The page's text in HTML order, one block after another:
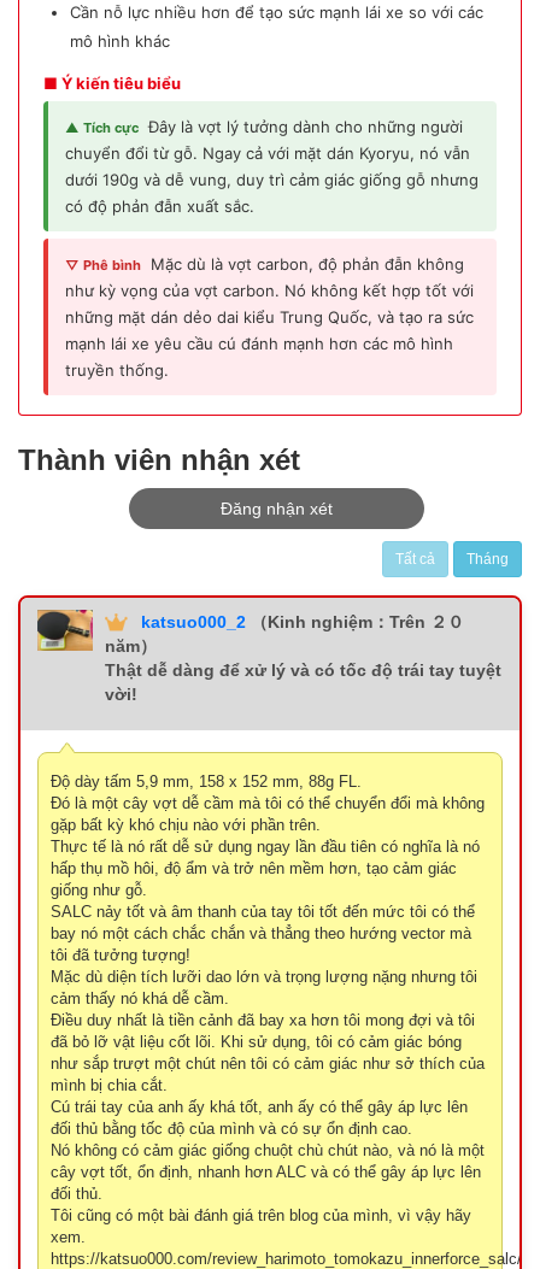
Cần nỗ lực nhiều hơn để tạo sức mạnh lái xe so với các
mô hình khác
■ Ý kiến tiêu biểu
▲ Tích cực Đây là vợt lý tưởng dành cho những người
chuyển đổi từ gỗ. Ngay cả với mặt dán Kyoryu, nó vẫn
dưới 190g và dễ vung, duy trì cảm giác giống gỗ nhưng
có độ phản đẫn xuất sắc.
▽ Phê bình
Mặc dù là vợt carbon, độ phản đẫn không
như kỳ vọng của vợt carbon. Nó không kết hợp tốt với
những mặt dán dẻo dai kiểu Trung Quốc, và tạo ra sức
mạnh lái xe yêu cầu cú đánh mạnh hơn các mô hình
truyền thống.
Thành viên nhận xét
Đăng nhận xét
Tất cả Tháng
katsuo000_2
（Kinh nghiệm：Trên ２０
năm）
Thật dễ dàng để xử lý và có tốc độ trái tay tuyệt
vời!
Độ dày tấm 5,9 mm, 158 x 152 mm, 88g FL.
Đó là một cây vợt dễ cầm mà tôi có thể chuyển đổi mà không
gặp bất kỳ khó chịu nào với phần trên.
Thực tế là nó rất dễ sử dụng ngay lần đầu tiên có nghĩa là nó
hấp thụ mồ hôi, độ ẩm và trở nên mềm hơn, tạo cảm giác
giống như gỗ.
SALC nảy tốt và âm thanh của tay tôi tốt đến mức tôi có thể
bay nó một cách chắc chắn và thẳng theo hướng vector mà
tôi đã tưởng tượng!
Mặc dù diện tích lưỡi dao lớn và trọng lượng nặng nhưng tôi
cảm thấy nó khá dễ cầm.
Điều duy nhất là tiền cảnh đã bay xa hơn tôi mong đợi và tôi
đã bỏ lỡ vật liệu cốt lõi. Khi sử dụng, tôi có cảm giác bóng
như sắp trượt một chút nên tôi có cảm giác như sở thích của
mình bị chia cắt.
Cú trái tay của anh ấy khá tốt, anh ấy có thể gây áp lực lên
đối thủ bằng tốc độ của mình và có sự ổn định cao.
Nó không có cảm giác giống chuột chù chút nào, và nó là một
cây vợt tốt, ổn định, nhanh hơn ALC và có thể gây áp lực lên
đối thủ.
Tôi cũng có một bài đánh giá trên blog của mình, vì vậy hãy
xem.
https://katsuo000.com/review_harimoto_tomokazu_innerforce_salc/